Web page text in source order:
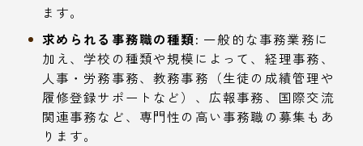
ます。
求められる事務職の種類: 一般的な事務業務に
加え、学校の種類や規模によって、経理事務、
人事・労務事務、教務事務（生徒の成績管理や
履修登録サポートなど）、広報事務、国際交流
関連事務など、専門性の高い事務職の募集もあ
ります。